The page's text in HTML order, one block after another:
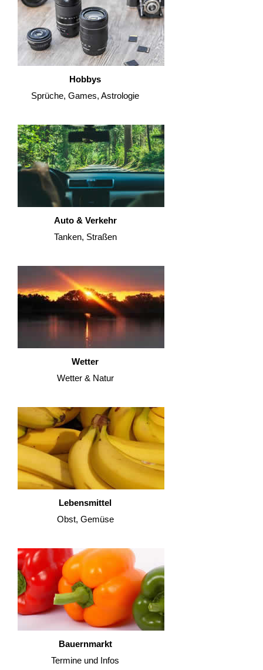
Hobbys
Sprüche, Games, Astrologie
Auto & Verkehr
Tanken, Straßen
Wetter
Wetter & Natur
Lebensmittel
Obst, Gemüse
Bauernmarkt
Termine und Infos